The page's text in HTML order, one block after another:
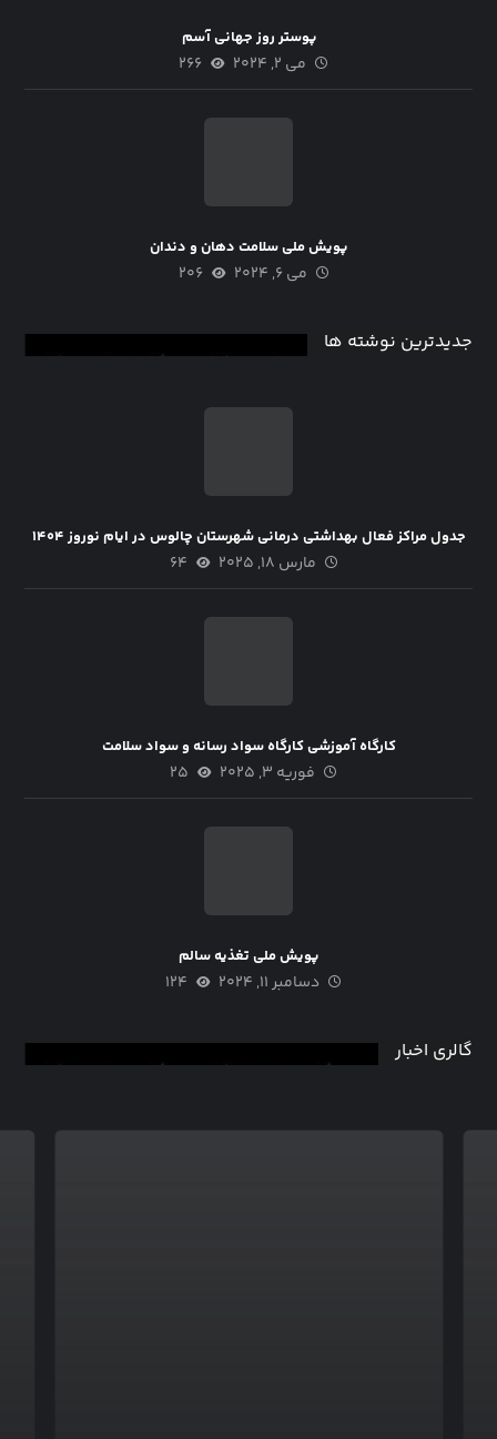
پوستر روز جهانی آسم
می ۲, ۲۰۲۴ ۲۶۶
پویش ملی سلامت دهان و دندان
می ۶, ۲۰۲۴ ۲۰۶
جدیدترین نوشته ها
جدول مراکز فعال بهداشتی درمانی شهرستان چالوس در ایام نوروز ۱۴۰۴
مارس ۱۸, ۲۰۲۵ ۶۴
کارگاه آموزشی کارگاه سواد رسانه و سواد سلامت
فوریه ۳, ۲۰۲۵ ۲۵
پویش ملی تغذیه سالم
دسامبر ۱۱, ۲۰۲۴ ۱۲۴
گالری اخبار